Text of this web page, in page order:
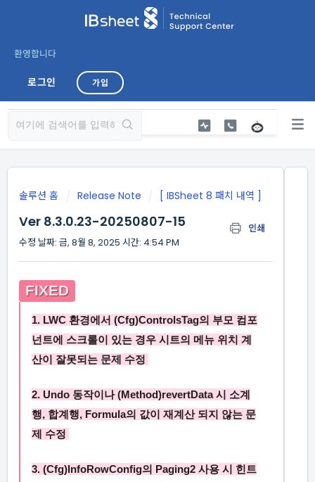
환영합니다
로그인 가입
솔루션 홈 Release Note [ IBSheet 8 패치 내역 ]
Ver 8.3.0.23-20250807-15
인쇄
수정 날짜: 금, 8월 8, 2025 시간: 4:54 PM
FIXED
1. LWC 환경에서 (Cfg)ControlsTag의 부모 컴포
넌트에 스크롤이 있는 경우 시트의 메뉴 위치 계
산이 잘못되는 문제 수정
2. Undo 동작이나(Method)revertData시 소계
행, 합계행, Formula의 값이 재계산 되지 않는 문
제 수정
3. (Cfg)InfoRowConfig의 Paging2 사용 시 힌트